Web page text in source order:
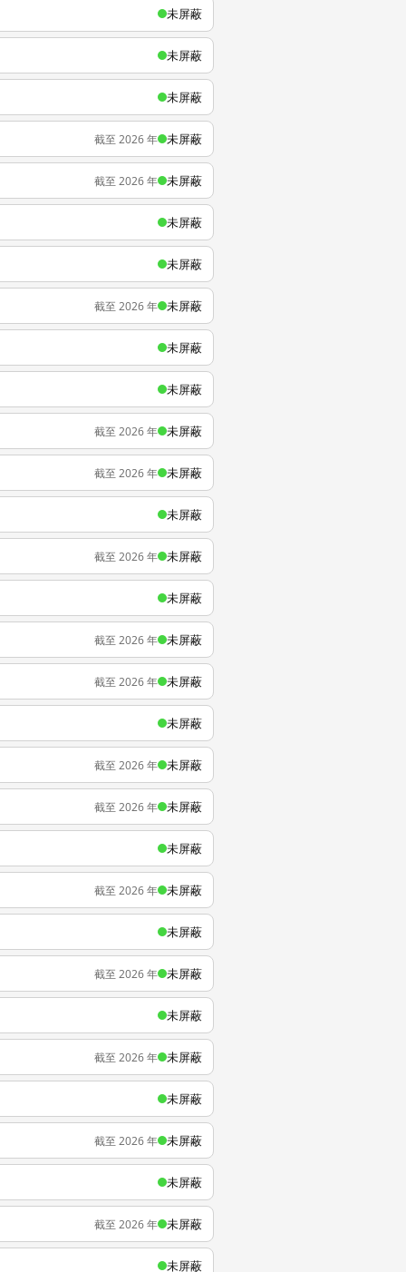
未屏蔽
未屏蔽
未屏蔽
截至 2026 年 未屏蔽
截至 2026 年 未屏蔽
未屏蔽
未屏蔽
截至 2026 年 未屏蔽
未屏蔽
未屏蔽
截至 2026 年 未屏蔽
截至 2026 年 未屏蔽
未屏蔽
截至 2026 年 未屏蔽
未屏蔽
截至 2026 年 未屏蔽
截至 2026 年 未屏蔽
未屏蔽
截至 2026 年 未屏蔽
截至 2026 年 未屏蔽
未屏蔽
截至 2026 年 未屏蔽
未屏蔽
截至 2026 年 未屏蔽
未屏蔽
截至 2026 年 未屏蔽
未屏蔽
截至 2026 年 未屏蔽
未屏蔽
截至 2026 年 未屏蔽
未屏蔽